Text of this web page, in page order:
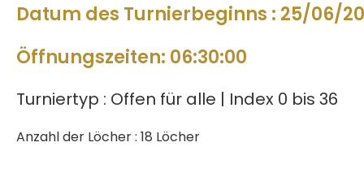
Datum des Turnierbeginns : 25/06/
Öffnungszeiten: 06:30:00
Turniertyp : Offen für alle | Index 0 bis 36
Anzahl der Löcher : 18 Löcher